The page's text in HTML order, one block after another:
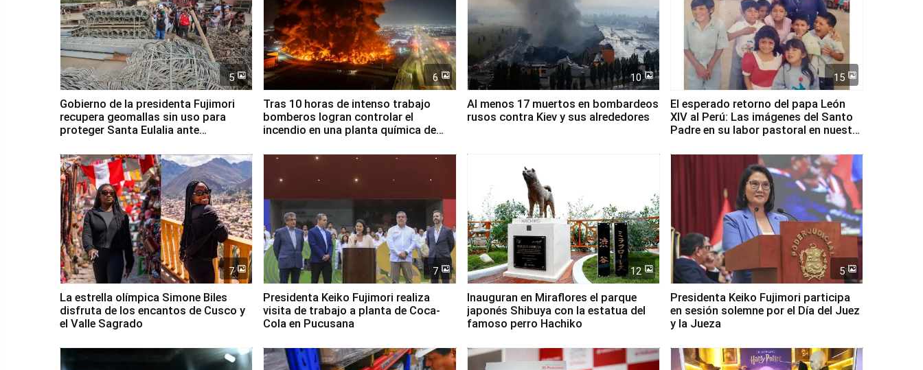
5
Gobierno de la presidenta Fujimori
recupera geomallas sin uso para
proteger Santa Eulalia ante
6
Tras 10 horas de intenso trabajo
bomberos logran controlar el
incendio en una planta química de
10
Al menos 17 muertos en bombardeos
rusos contra Kiev y sus alrededores
15
El esperado retorno del papa León
XIV al Perú: Las imágenes del Santo
Padre en su labor pastoral en nuestro
7
La estrella olímpica Simone Biles
disfruta de los encantos de Cusco y
el Valle Sagrado
7
Presidenta Keiko Fujimori realiza
visita de trabajo a planta de Coca-
Cola en Pucusana
12
Inauguran en Miraflores el parque
japonés Shibuya con la estatua del
famoso perro Hachiko
5
Presidenta Keiko Fujimori participa
en sesión solemne por el Día del Juez
y la Jueza